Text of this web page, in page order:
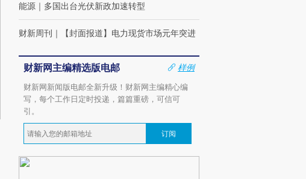
能源 ｜ 多国出台光伏新政加速转型
财新周刊 ｜ 【封面报道】电力现货市场元年突进
财新网主编精选版电邮
样例
财新网新闻版电邮全新升级！财新网主编精心编
写，每个工作日定时投递，篇篇重磅，可信可
引。
订阅